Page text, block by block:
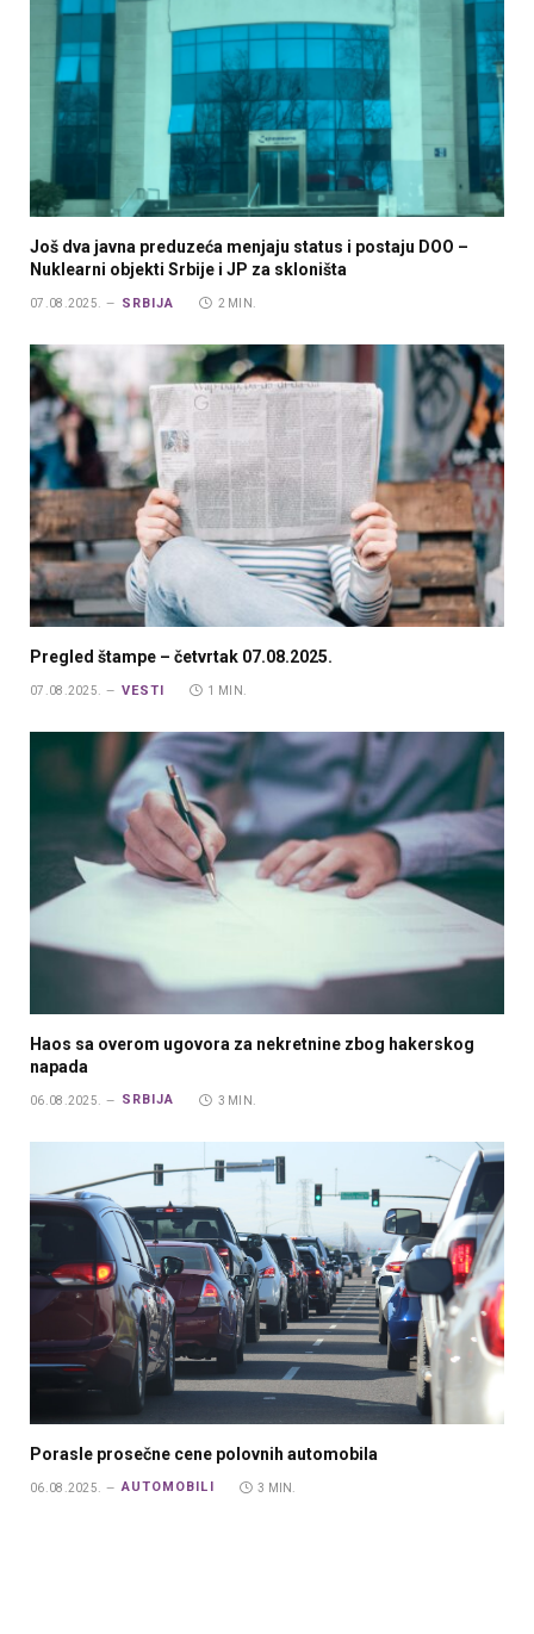
Još dva javna preduzeća menjaju status i postaju DOO –
Nuklearni objekti Srbije i JP za skloništa
07.08.2025. SRBIJA 2 MIN.
Pregled štampe – četvrtak 07.08.2025.
07.08.2025. VESTI 1 MIN.
Haos sa overom ugovora za nekretnine zbog hakerskog
napada
06.08.2025. SRBIJA 3 MIN.
Porasle prosečne cene polovnih automobila
06.08.2025. AUTOMOBILI 3 MIN.